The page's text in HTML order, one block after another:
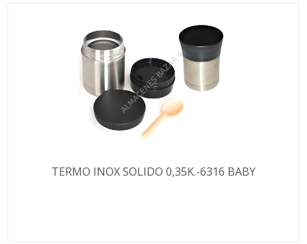
TERMO INOX SOLIDO 0,35K.-6316 BABY